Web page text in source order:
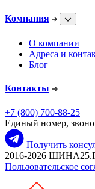
Компания
О компании
Адреса и
Блог
Контакты
+7 (800) 700-88-25
Единый номер,
Получить
2016-2026
Пользовательское